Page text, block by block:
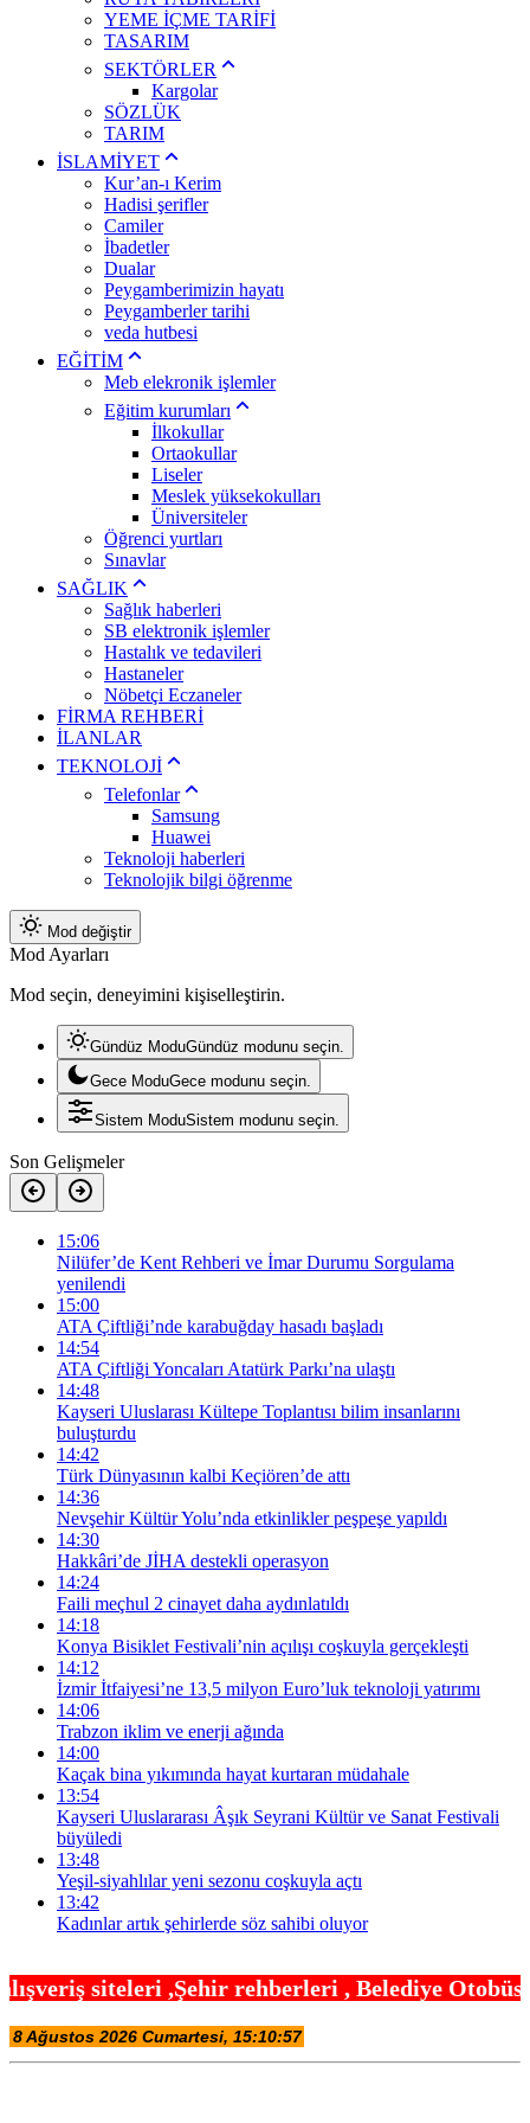
YEME İÇME TARİFİ
TASARIM
SEKTÖRLER
Kargolar
SÖZLÜK
TARIM
İSLAMİYET
Kur’an-ı Kerim
Hadisi şerifler
Camiler
İbadetler
Dualar
Peygamberimizin hayatı
Peygamberler tarihi
veda hutbesi
EĞİTİM
Meb elekronik işlemler
Eğitim kurumları
İlkokullar
Ortaokullar
Liseler
Meslek yüksekokulları
Üniversiteler
Öğrenci yurtları
Sınavlar
SAĞLIK
Sağlık haberleri
SB elektronik işlemler
Hastalık ve tedavileri
Hastaneler
Nöbetçi Eczaneler
FİRMA REHBERİ
İLANLAR
TEKNOLOJİ
Telefonlar
Samsung
Huawei
Teknoloji haberleri
Teknolojik bilgi öğrenme
Mod değiştir
Mod Ayarları
Mod seçin, deneyimini kişiselleştirin.
Gündüz ModuGündüz modunu seçin.
Gece ModuGece modunu seçin.
Sistem ModuSistem modunu seçin.
Son Gelişmeler
15:06
Nilüfer’de Kent Rehberi ve İmar Durumu Sorgulama
yenilendi
15:00
ATA Çiftliği’nde karabuğday hasadı başladı
14:54
ATA Çiftliği Yoncaları Atatürk Parkı’na ulaştı
14:48
Kayseri Uluslarası Kültepe Toplantısı bilim insanlarını
buluşturdu
14:42
Türk Dünyasının kalbi Keçiören’de attı
14:36
Nevşehir Kültür Yolu’nda etkinlikler peşpeşe yapıldı
14:30
Hakkâri’de JİHA destekli operasyon
14:24
Faili meçhul 2 cinayet daha aydınlatıldı
14:18
Konya Bisiklet Festivali’nin açılışı coşkuyla gerçekleşti
14:12
İzmir İtfaiyesi’ne 13,5 milyon Euro’luk teknoloji yatırımı
14:06
Trabzon iklim ve enerji ağında
14:00
Kaçak bina yıkımında hayat kurtaran müdahale
13:54
Kayseri Uluslararası Âşık Seyrani Kültür ve Sanat Festivali
büyüledi
13:48
Yeşil-siyahlılar yeni sezonu coşkuyla açtı
13:42
Kadınlar artık şehirlerde söz sahibi oluyor
,Şehir rehberleri , Belediye